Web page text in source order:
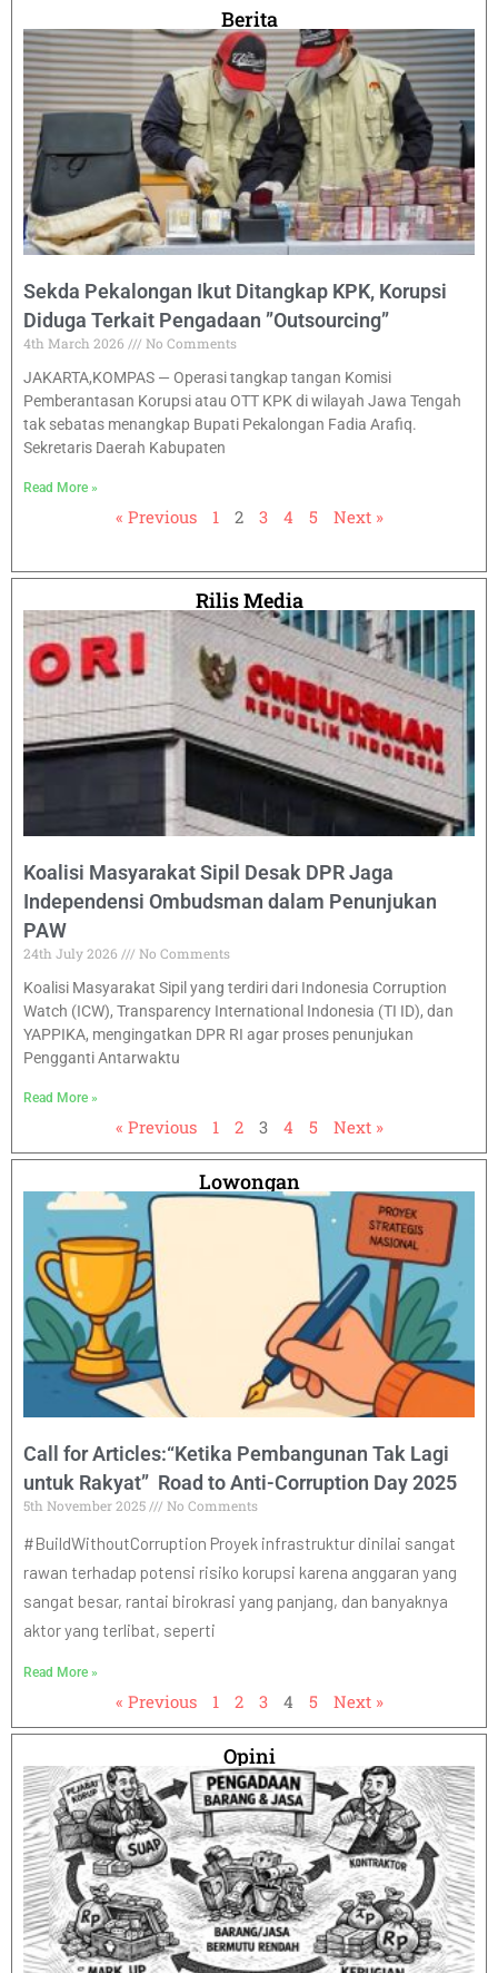
Berita
Sekda Pekalongan Ikut Ditangkap KPK, Korupsi
Diduga Terkait Pengadaan ”Outsourcing”
4th March 2026
No Comments
JAKARTA,KOMPAS — Operasi tangkap tangan Komisi
Pemberantasan Korupsi atau OTT KPK di wilayah Jawa Tengah
tak sebatas menangkap Bupati Pekalongan Fadia Arafiq.
Sekretaris Daerah Kabupaten
Read More »
« Previous 1 2 3 4 5 Next »
Rilis Media
Koalisi Masyarakat Sipil Desak DPR Jaga
Independensi Ombudsman dalam Penunjukan
PAW
24th July 2026
No Comments
Koalisi Masyarakat Sipil yang terdiri dari Indonesia Corruption
Watch (ICW), Transparency International Indonesia (TI ID), dan
YAPPIKA, mengingatkan DPR RI agar proses penunjukan
Pengganti Antarwaktu
Read More »
« Previous 1 2 3 4 5 Next »
Lowongan
Call for Articles:“Ketika Pembangunan Tak Lagi
untuk Rakyat” Road to Anti-Corruption Day 2025
5th November 2025 No Comments
#BuildWithoutCorruption Proyek infrastruktur dinilai sangat
rawan terhadap potensi risiko korupsi karena anggaran yang
sangat besar, rantai birokrasi yang panjang, dan banyaknya
aktor yang terlibat, seperti
Read More »
« Previous 1 2 3 4 5 Next »
Opini